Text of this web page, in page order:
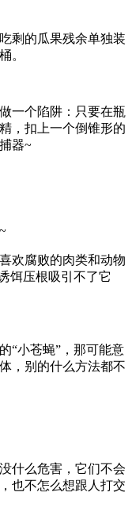
剩的瓜果残余单独装
。
一个陷阱：只要在瓶
，扣上一个倒锥形的
器~
欢腐败的肉类和动物
饵压根吸引不了它
“小苍蝇”，那可能意
，别的什么方法都不
什么危害，它们不会
也不怎么想跟人打交